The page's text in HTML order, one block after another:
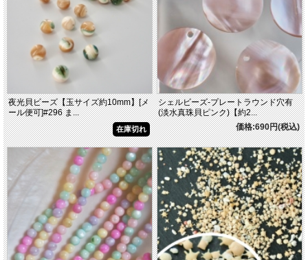
夜光貝ビーズ【玉サイズ約10mm】[メ
ール便可]#296 ま...
在庫切れ
シェルビーズ-プレートラウンド穴有
(淡水真珠貝ピンク)【約2...
価格:690円(税込)